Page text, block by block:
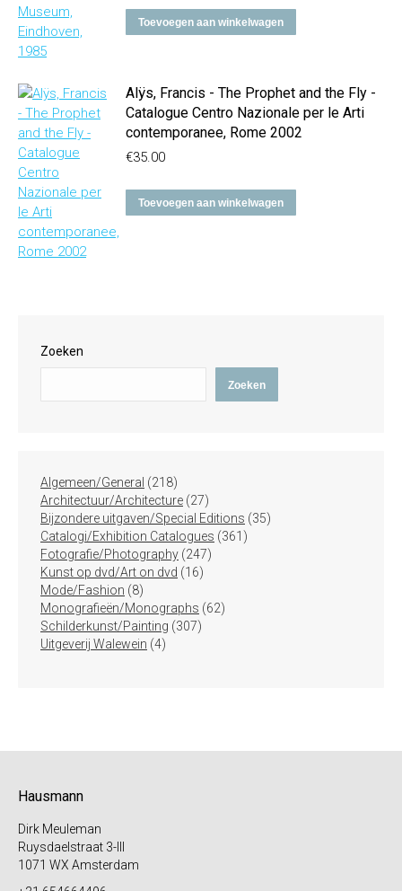
Toevoegen aan winkelwagen
Alÿs, Francis - The Prophet and the Fly -
Catalogue Centro Nazionale per le Arti
contemporanee, Rome 2002
€35.00
Toevoegen aan winkelwagen
Zoeken
Zoeken
Algemeen/General 218218
producten
Architectuur/Architecture 2727
producten
Bijzondere uitgaven/Special Editions 3535
Catalogi/Exhibition Catalogues 361 361
Fotografie/Photography 247247
Kunst op dvd/Art on dvd 1616
Mode/Fashion 88
producten
Monografieën/Monographs 6262
Schilderkunst/Painting 307307
Uitgeverij Walewein 44
Hausmann
Dirk Meuleman
Ruysdaelstraat 3-III
1071 WX Amsterdam